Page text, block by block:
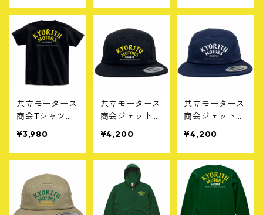
共立モータース
商会Tシャツ
¥3,980
共立モータース
商会ジェットキ
ラック
¥4,200
共立モータース
商会ジェットキ
イビー
¥4,200